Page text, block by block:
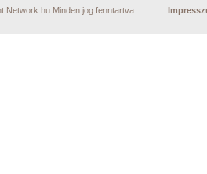
Network.hu Minden jog fenntartva.